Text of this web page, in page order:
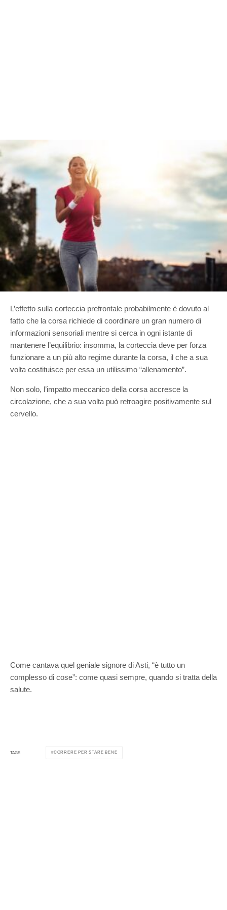
L’effetto sulla corteccia prefrontale probabilmente è dovuto al
fatto che la corsa richiede di coordinare un gran numero di
informazioni sensoriali mentre si cerca in ogni istante di
mantenere l’equilibrio: insomma, la corteccia deve per forza
funzionare a un più alto regime durante la corsa, il che a sua
volta costituisce per essa un utilissimo “allenamento”.
Non solo, l’impatto meccanico della corsa accresce la
circolazione, che a sua volta può retroagire positivamente sul
cervello.
Come cantava quel geniale signore di Asti, “è tutto un
complesso di cose”: come quasi sempre, quando si tratta della
salute.
TAGS CORRERE PER STARE BENE